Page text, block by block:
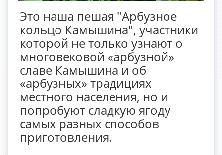
Это наша пешая "Арбузное
кольцо Камышина", участники
которой не только узнают о
многовековой «арбузной»
славе Камышина и об
«арбузных» традициях
местного населения, но и
попробуют сладкую ягоду
самых разных способов
приготовления.